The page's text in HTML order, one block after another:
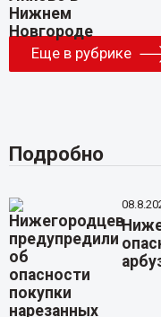
Еще в рубрике
Подробно